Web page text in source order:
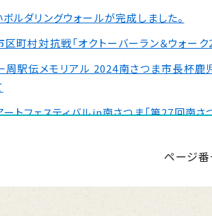
ルダリングウォールが完成しました。
町村対抗戦「オクトーバーラン＆ウォー
周駅伝メモリアル 2024南さつま市長杯
ートフェスティバルin南さつま「第27回南
ページ